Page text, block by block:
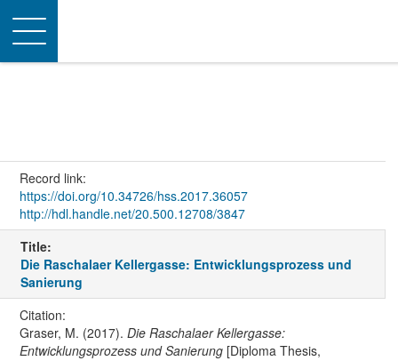
Toggle
navigation
Record link:
https://doi.org/10.34726/hss.2017.36057
http://hdl.handle.net/20.500.12708/3847
Title:
Die Raschalaer Kellergasse: Entwicklungsprozess und
Sanierung
Citation:
Graser, M. (2017). Die Raschalaer Kellergasse:
Entwicklungsprozess und Sanierung[Diploma Thesis,